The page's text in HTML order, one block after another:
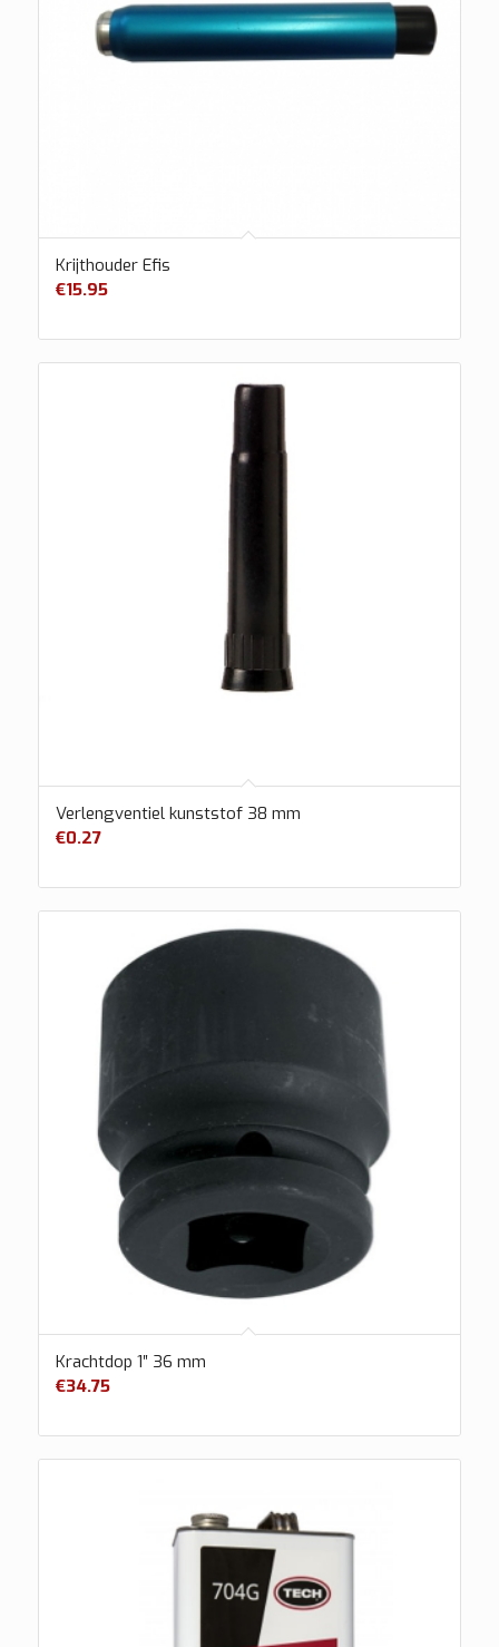
Krijthouder Efis
€15.95
Verlengventiel kunststof 38 mm
€0.27
Krachtdop 1″ 36 mm
€34.75